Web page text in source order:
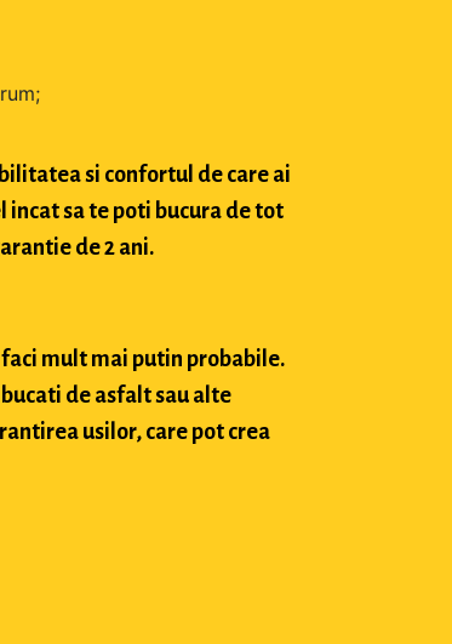
si confortul de care ai
incat sa te poti bucura de tot
de 2 ani.
mult mai putin probabile.
de asfalt sau alte
usilor, care pot crea